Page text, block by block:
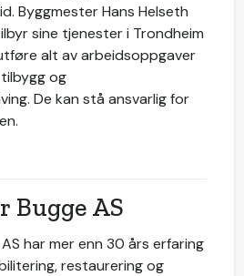
Byggmester Hans Helseth
sine tjenester i Trondheim
alt av arbeidsoppgaver
og
De kan stå ansvarlig for
Bugge AS
har mer enn 30 års erfaring
restaurering og